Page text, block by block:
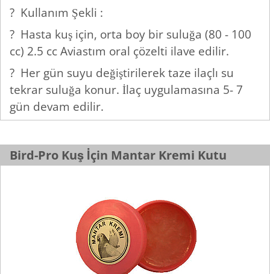
? Kullanım Şekli :
? Hasta kuş için, orta boy bir suluğa (80 - 100
cc) 2.5 cc Aviastım oral çözelti ilave edilir.
? Her gün suyu değiştirilerek taze ilaçlı su
tekrar suluğa konur. İlaç uygulamasına 5- 7
gün devam edilir.
Bird-Pro Kuş İçin Mantar Kremi Kutu